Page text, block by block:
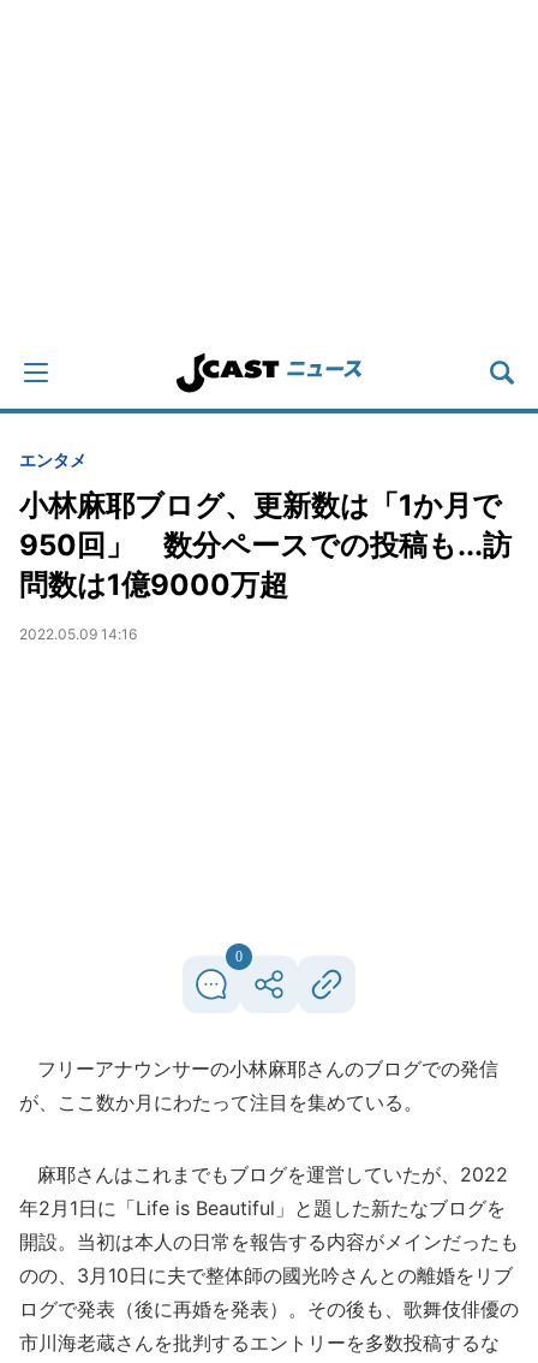
エンタメ
小林麻耶ブログ、更新数は「1か月で
950回」 数分ペースでの投稿も...訪
問数は1億9000万超
2022.05.09 14:16
0
フリーアナウンサーの小林麻耶さんのブログでの発信
が、ここ数か月にわたって注目を集めている。
麻耶さんはこれまでもブログを運営していたが、2022
年2月1日に「Life is Beautiful」と題した新たなブログを
開設。当初は本人の日常を報告する内容がメインだったも
のの、3月10日に夫で整体師の國光吟さんとの離婚をリブ
ログで発表（後に再婚を発表）。その後も、歌舞伎俳優の
市川海老蔵さんを批判するエントリーを多数投稿するな